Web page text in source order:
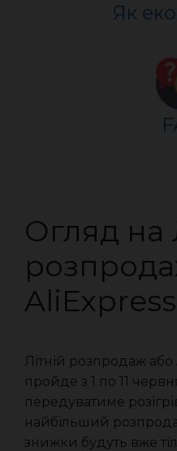
Як
Огляд на
AliExpress
Літній розпродаж
пройде з 1 по 11
передуватиме
найбільший
знижки будуть вже